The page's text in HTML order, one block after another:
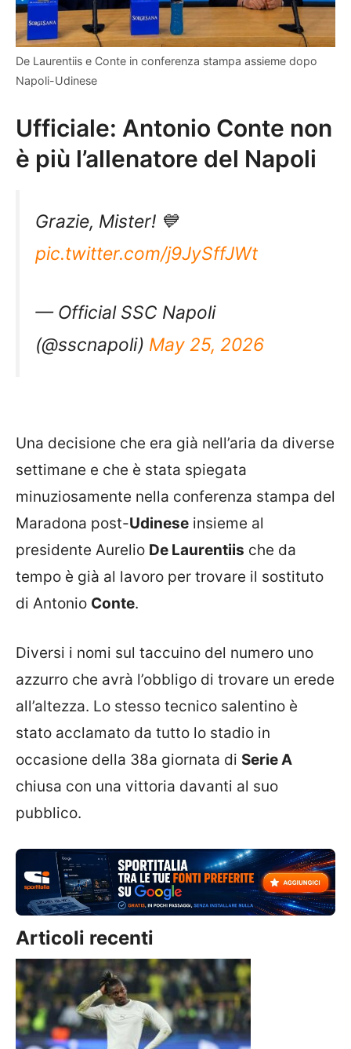
De Laurentiis e Conte in conferenza stampa assieme dopo
Napoli-Udinese
Ufficiale: Antonio Conte non
è più l’allenatore del Napoli
Grazie, Mister! 💙
pic.twitter.com/j9JySffJWt
— Official SSC Napoli
(@sscnapoli) May 25, 2026
Una decisione che era già nell’aria da diverse
settimane e che è stata spiegata
minuziosamente nella conferenza stampa del
Maradona post-Udinese insieme al
presidente Aurelio De Laurentiis che da
tempo è già al lavoro per trovare il sostituto
di Antonio Conte.
Diversi i nomi sul taccuino del numero uno
azzurro che avrà l’obbligo di trovare un erede
all’altezza. Lo stesso tecnico salentino è
stato acclamato da tutto lo stadio in
occasione della 38a giornata di Serie A
chiusa con una vittoria davanti al suo
pubblico.
Articoli recenti